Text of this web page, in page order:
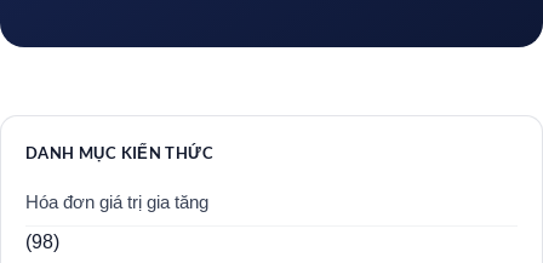
DANH MỤC KIẾN THỨC
Hóa đơn giá trị gia tăng
(98)